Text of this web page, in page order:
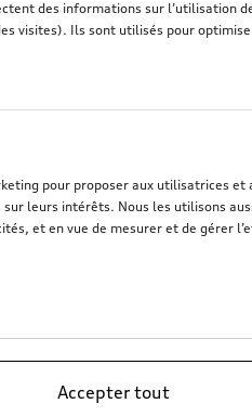
Les prix affichés chez le partenaire
des informations sur l’utilisation
visites). Ils sont utilisés pour
pour proposer aux utilisatrices et
leurs intérêts. Nous les utilisons
et en vue de mesurer et de gérer
Accepter tout